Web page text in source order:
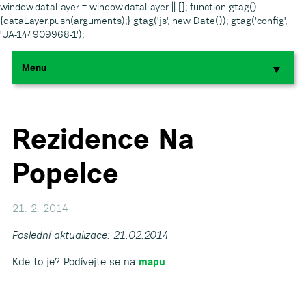
window.dataLayer = window.dataLayer || []; function gtag()
{dataLayer.push(arguments);} gtag('js', new Date()); gtag('config',
'UA-144909968-1');
Menu ▼
▼
Rezidence Na
Popelce
21. 2. 2014
Poslední aktualizace: 21.02.2014
Kde to je? Podívejte se na mapu.